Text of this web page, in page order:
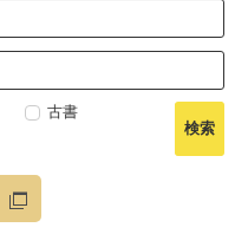
古書